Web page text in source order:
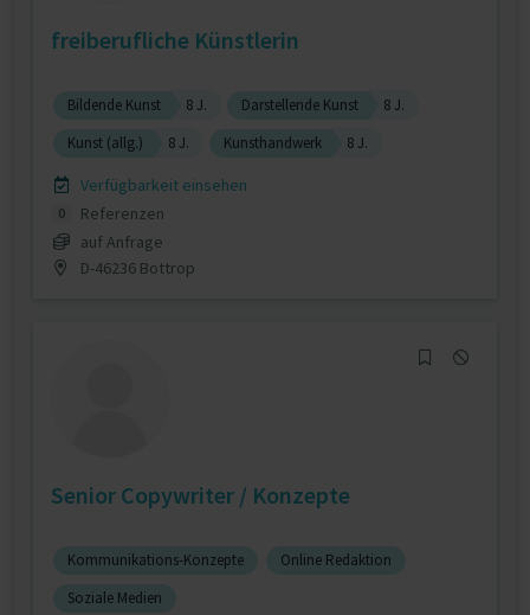
freiberufliche Künstlerin
Bildende Kunst 8 J. Darstellende Kunst
8 J.
Kunst (allg.)
8 J. Kunsthandwerk 8 J.
Verfügbarkeit einsehen
0
Referenzen
auf Anfrage
D-46236 Bottrop
Senior Copywriter / Konzepte
Kommunikations-Konzepte
Online Redaktion
Soziale Medien